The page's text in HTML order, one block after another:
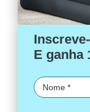
E ganha